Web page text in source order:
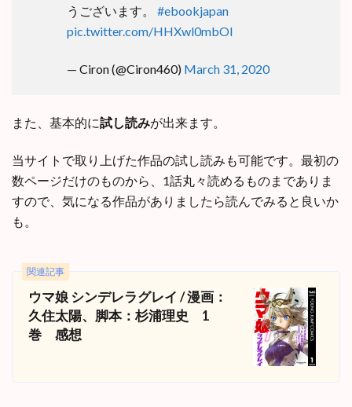
うございます。 #ebookjapan
pic.twitter.com/HHXwl0mbOI
— Ciron (@Ciron460) March 31, 2020
また、基本的に試し読みが出来ます。
当サイトで取り上げた作品の試し読みも可能です。最初の
数ページだけのものから、1話丸々読めるものまでありま
すので、気になる作品がありましたら読んでみると良いか
も。
関連記事
ウマ娘 シンデレラグレイ / 漫画：
久住太陽、脚本：杉浦理史 1
巻 感想